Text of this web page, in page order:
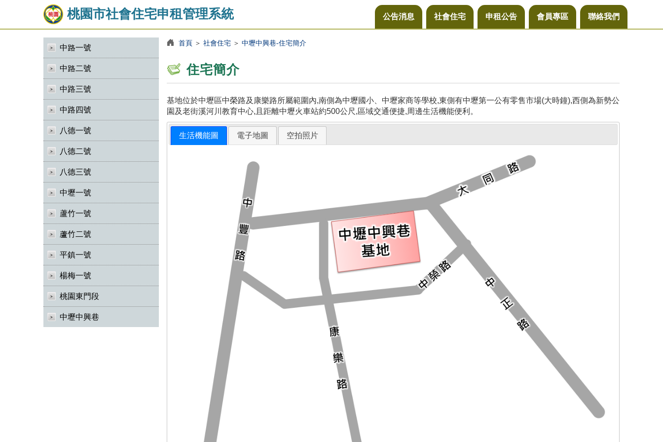
桃園市社會住宅申租管理系統 公告消息 社會住宅 申租公告 會員專區 聯絡我們
中路一號
中路二號
中路三號
中路四號
八德一號
八德二號
八德三號
中壢一號
蘆竹一號
蘆竹二號
平鎮一號
楊梅一號
桃園東門段
中壢中興巷
首頁＞ 社會住宅＞ 中壢中興巷-住宅簡介
住宅簡介
基地位於中壢區中榮路及康樂路所屬範圍內,南側為中壢國小、中壢家商等學校,東側有中壢第一公有零售市場(大時鐘),西側為新勢公
園及老街溪河川教育中心,且距離中壢火車站約500公尺,區域交通便捷,周邊生活機能便利。
生活機能圖 電子地圖 空拍照片